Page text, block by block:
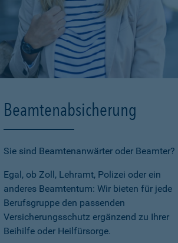
Beamtenabsicherung
Sie sind Beamtenanwärter oder Beamter?
Egal, ob Zoll, Lehramt, Polizei oder ein
anderes Beamtentum: Wir bieten für jede
Berufsgruppe den passenden
Versicherungsschutz ergänzend zu Ihrer
Beihilfe oder Heilfürsorge.